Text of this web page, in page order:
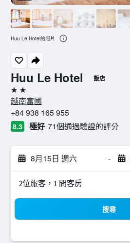
Huu Le Hotel 飯店
2星級
越南富國
+84 938 165 955
8.3 極好 71個通過驗證的評分
8月15日 週六 -
2位旅客，1 間客房
搜尋
Huu Le Hotel的照片